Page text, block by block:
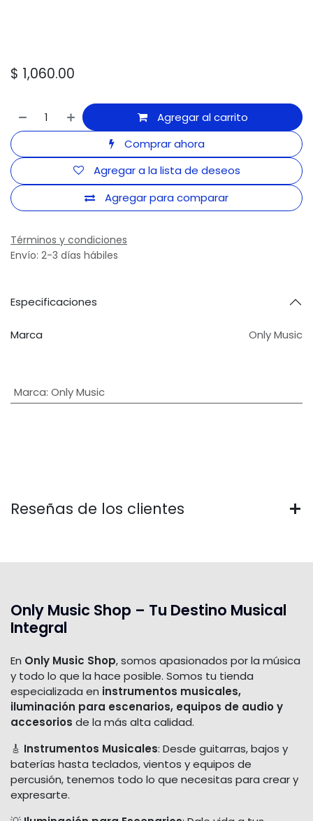
$ 1,060.00
Agregar al carrito
Comprar ahora
Agregar para comparar
Agregar a la lista de deseos
Términos y condiciones
Envío: 2-3 días hábiles
Especificaciones
Marca Only Music
Marca: Only Music
Reseñas de los clientes
Only Music Shop – Tu Destino Musical
Integral
En Only Music Shop, somos apasionados por la música
y todo lo que la hace posible. Somos tu tienda
especializada en instrumentos musicales,
iluminación para escenarios, equipos de audio y
accesorios de la más alta calidad.
🎸 Instrumentos Musicales: Desde guitarras, bajos y
baterías hasta teclados, vientos y equipos de
percusión, tenemos todo lo que necesitas para crear y
expresarte.